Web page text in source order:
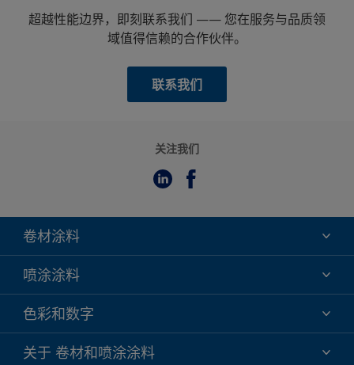
超越性能边界，即刻联系我们 —— 您在服务与品质领
域值得信赖的合作伙伴。
联系我们
关注我们
卷材涂料
氟碳
环氧
聚酯
喷涂涂料
氟碳
TRINAR
TRINAR TRI-ESCENT II
色彩和数字
色彩选择
关于 卷材和喷涂涂料